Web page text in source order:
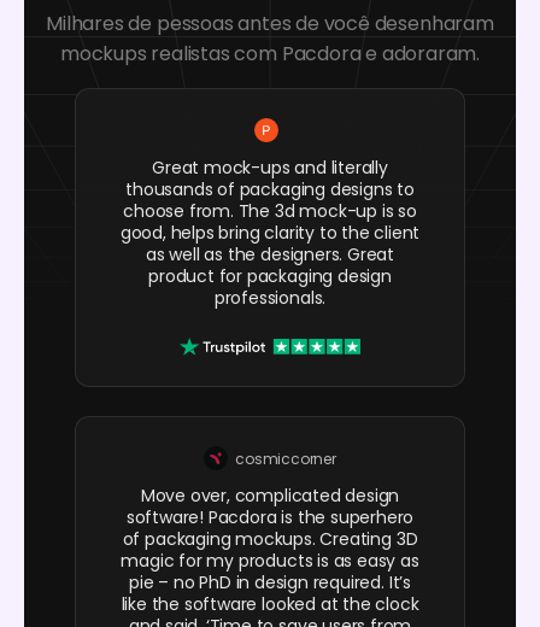
Milhares de pessoas antes de você desenharam
mockups realistas com Pacdora e adoraram.
Great mock-ups and literally
thousands of packaging designs to
choose from. The 3d mock-up is so
good, helps bring clarity to the client
as well as the designers. Great
product for packaging design
professionals.
cosmiccorner
Move over, complicated design
software! Pacdora is the superhero
of packaging mockups. Creating 3D
magic for my products is as easy as
pie – no PhD in design required. It’s
like the software looked at the clock